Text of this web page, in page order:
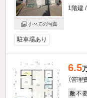
すべての写真
1階建
駐車場あり
6.5
（管理
敷 不